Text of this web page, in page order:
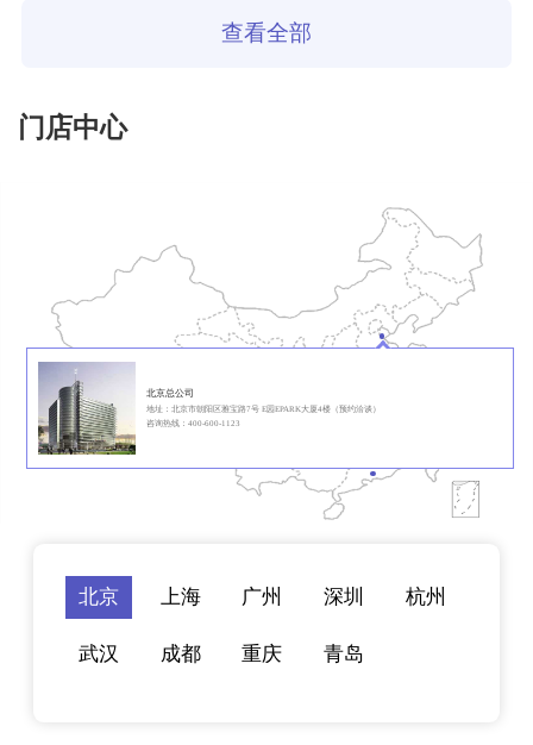
查看全部
门店中心
北京总公司
地址：北京市朝阳区雅宝路7号 E园EPARK大厦4楼（预约洽谈）
咨询热线：400-600-1123
北京 上海 广州 深圳 杭州
武汉 成都 重庆 青岛